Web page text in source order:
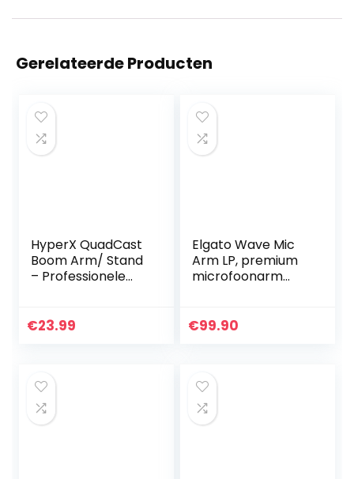
Gerelateerde Producten
HyperX QuadCast
Boom Arm/ Stand
– Professionele
compatibel met
€23.99
Elgato Wave Mic
Arm LP, premium
microfoonarm
bureauklem,
verstelbaar,
perfect voor
podcasts,
€99.90